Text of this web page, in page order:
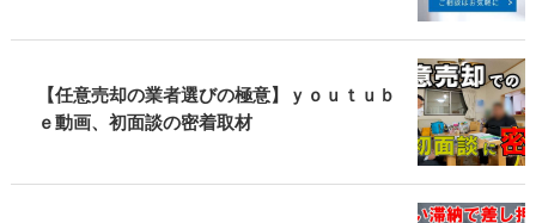
【任意売却の業者選びの極意】ｙｏｕｔｕｂ
ｅ動画、初面談の密着取材